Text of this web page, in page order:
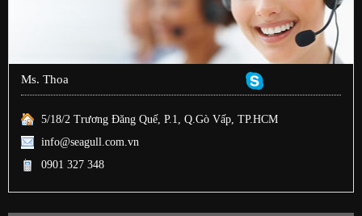
Ms. Thoa
5/18/2 Trương Đăng Quế, P.1, Q.Gò Vấp, TP.HCM
info@seagull.com.vn
0901 327 348